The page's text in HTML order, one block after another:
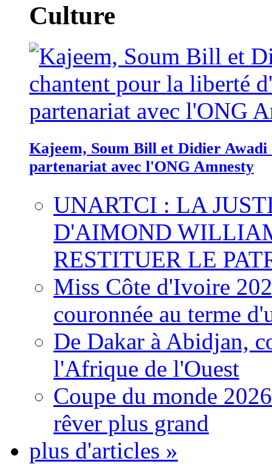
Culture
Kajeem, Soum Bill et Didier
partenariat avec l'ONG Amnesty
UNARTCI : LA
D'AIMOND
RESTITUER LE
Miss Côte d'Ivoire
couronnée au terme
De Dakar à Abidjan,
l'Afrique de l'Ouest
Coupe du monde
rêver plus grand
plus d'articles »